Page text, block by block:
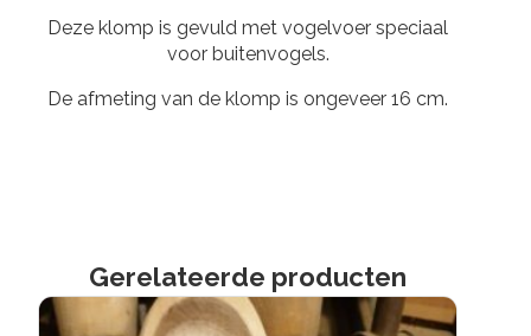
Deze klomp is gevuld met vogelvoer speciaal
voor buitenvogels.
De afmeting van de klomp is ongeveer 16 cm.
Gerelateerde producten